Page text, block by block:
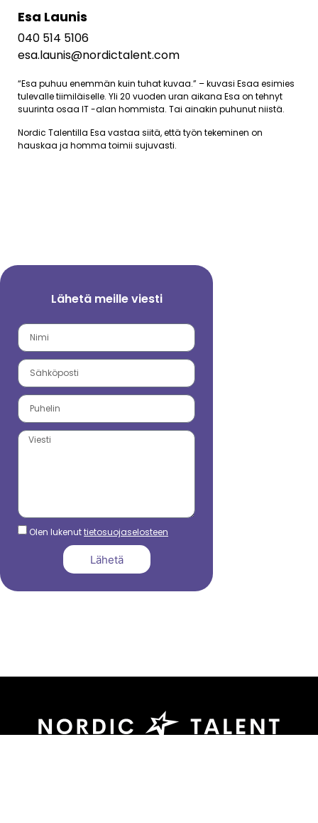
Esa Launis
040 514 5106
esa.launis@nordictalent.com
“Esa puhuu enemmän kuin tuhat kuvaa.” – kuvasi Esaa esimies
tulevalle tiimiläiselle. Yli 20 vuoden uran aikana Esa on tehnyt
suurinta osaa IT -alan hommista. Tai ainakin puhunut niistä.
Nordic Talentilla Esa vastaa siitä, että työn tekeminen on
hauskaa ja homma toimii sujuvasti.
Lähetä meille viesti
Olen lukenuttietosuojaselosteen
Lähetä